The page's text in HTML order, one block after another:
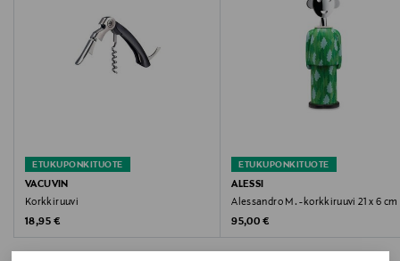
MULTICO
Valmistusmaa
Kiina
Valmistajan tuotenumero
ETUKUPONKITUOTE
VACUVIN
Korkkiruuvi
Original Price
18,95 €
ETUKUPONKITUOTE
ALESSI
Alessandro M. -korkkiruuvi 21 x 6 cm
Original Price
95,00 €